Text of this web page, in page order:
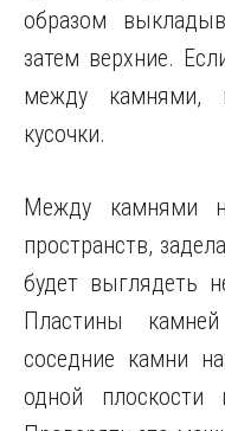
образом
затем верхние.
между камнями,
кусочки.
Между камнями
пространств,
будет выглядеть
Пластины
соседние камни
одной плоскости